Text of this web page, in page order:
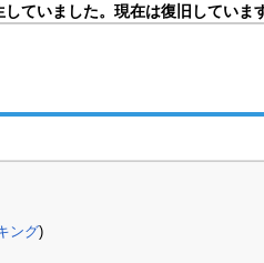
ていました。現在は復旧していま
ング)